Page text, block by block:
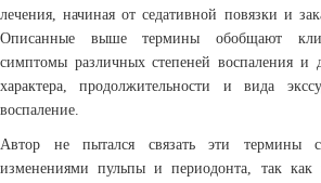
лечения, начиная от седативной повязки и
Описанные выше термины обобщают
симптомы различных степеней воспаления и
характера, продолжительности и вида
воспаление.
Автор не пытался связать эти термины с
изменениями пульпы и периодонта, так как